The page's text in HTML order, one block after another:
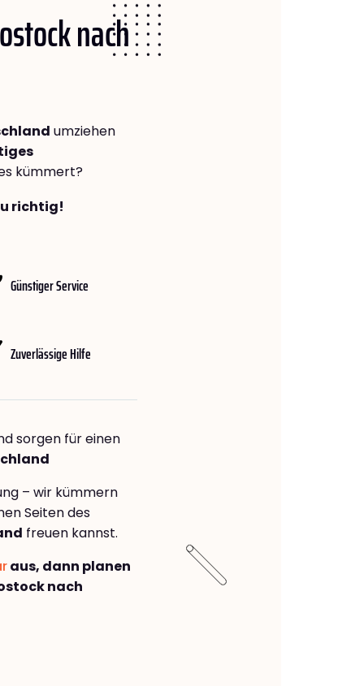
nach
umziehen
kümmert?
richtig!
Günstiger Service
Zuverlässige Hilfe
sorgen für einen
– wir kümmern
Seiten des
freuen kannst.
aus, dann planen
nach